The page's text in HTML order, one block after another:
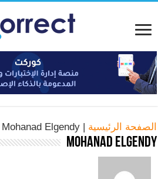
الصفحة الرئيسية |
Elgendy
Mohanad Elgendy